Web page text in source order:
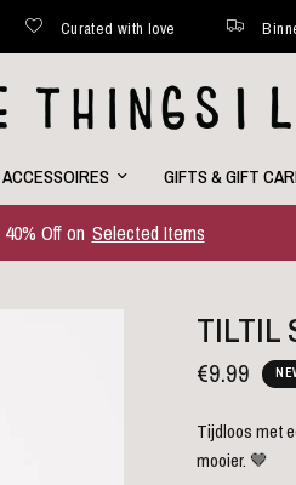
Curated with love Binnen 48
ACCESSOIRES GIFTS & GIFT
Off on Selected Items
TILTIL
€9.99
Tijdloos met
mooier. 🤎